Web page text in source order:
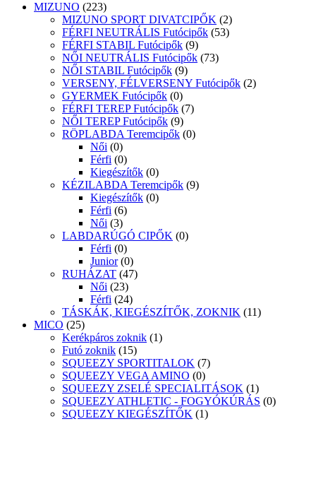
MIZUNO (223)
MIZUNO SPORT DIVATCIPŐK (2)
FÉRFI NEUTRÁLIS Futócipők (53)
FÉRFI STABIL Futócipők (9)
NŐI NEUTRÁLIS Futócipők (73)
NŐI STABIL Futócipők (9)
VERSENY, FÉLVERSENY Futócipők (2)
GYERMEK Futócipők (0)
FÉRFI TEREP Futócipők (7)
NŐI TEREP Futócipők (9)
RÖPLABDA Teremcipők (0)
Női (0)
Férfi (0)
Kiegészítők (0)
KÉZILABDA Teremcipők (9)
Kiegészítők (0)
Férfi (6)
Női (3)
LABDARÚGÓ CIPŐK (0)
Férfi (0)
Junior (0)
RUHÁZAT (47)
Női (23)
Férfi (24)
TÁSKÁK, KIEGÉSZÍTŐK, ZOKNIK (11)
MICO (25)
Kerékpáros zoknik (1)
Futó zoknik (15)
SQUEEZY SPORTITALOK (7)
SQUEEZY VEGA AMINO (0)
SQUEEZY ZSELÉ SPECIALITÁSOK (1)
SQUEEZY ATHLETIC - FOGYÓKÚRÁS (0)
SQUEEZY KIEGÉSZÍTŐK (1)